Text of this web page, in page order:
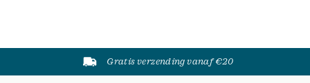
Gratis verzending vanaf €20